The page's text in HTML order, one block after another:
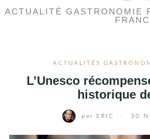
ACTUALITÉ GASTRONOMIE
ACTUALITÉS
L’Unesco
historique
par ERIC 30
RESTAURANTS
TERROIRS